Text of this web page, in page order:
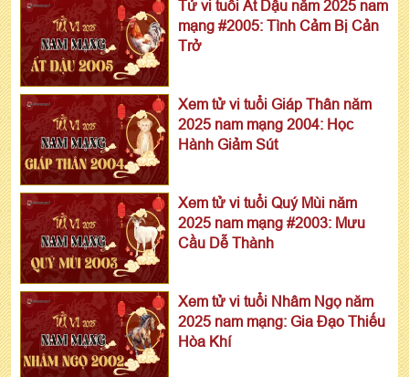
Tử vi tuổi Ất Dậu năm 2025 nam
mạng #2005: Tình Cảm Bị Cản
Trở
Xem tử vi tuổi Giáp Thân năm
2025 nam mạng 2004: Học
Hành Giảm Sút
Xem tử vi tuổi Quý Mùi năm
2025 nam mạng #2003: Mưu
Cầu Dễ Thành
Xem tử vi tuổi Nhâm Ngọ năm
2025 nam mạng: Gia Đạo Thiếu
Hòa Khí